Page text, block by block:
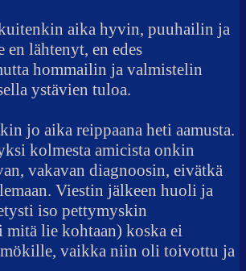
aika hyvin, puuhailin ja
lähtenyt, en edes
hommailin ja valmistelin
ystävien tuloa.
jo aika reippaana heti aamusta.
kolmesta amicista onkin
vakavan diagnoosin, eivätkä
Viestin jälkeen huoli ja
iso pettymyskin
mitä lie kohtaan) koska ei
mökille, vaikka niin oli toivottu ja